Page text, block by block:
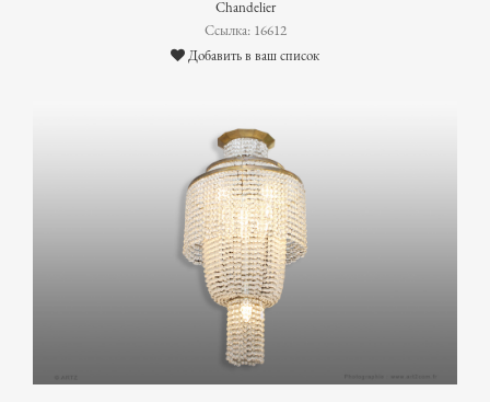
Chandelier
Ссылка: 16612
Добавить в ваш список